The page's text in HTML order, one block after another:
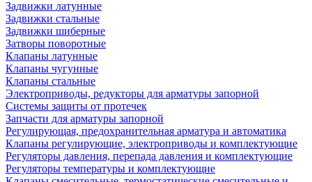
Задвижки латунные
Задвижки стальные
Задвижки шиберные
Затворы поворотные
Клапаны латунные
Клапаны чугунные
Клапаны стальные
Электроприводы, редукторы для арматуры запорной
Системы защиты от протечек
Запчасти для арматуры запорной
Регулирующая, предохранительная арматура и автоматика
Клапаны регулирующие, электроприводы и комплектующие
Регуляторы давления, перепада давления и комплектующие
Регуляторы температуры и комплектующие